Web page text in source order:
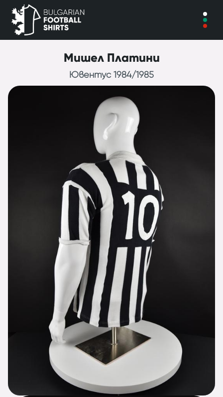
Мишел Платини
Ювентус 1984/1985